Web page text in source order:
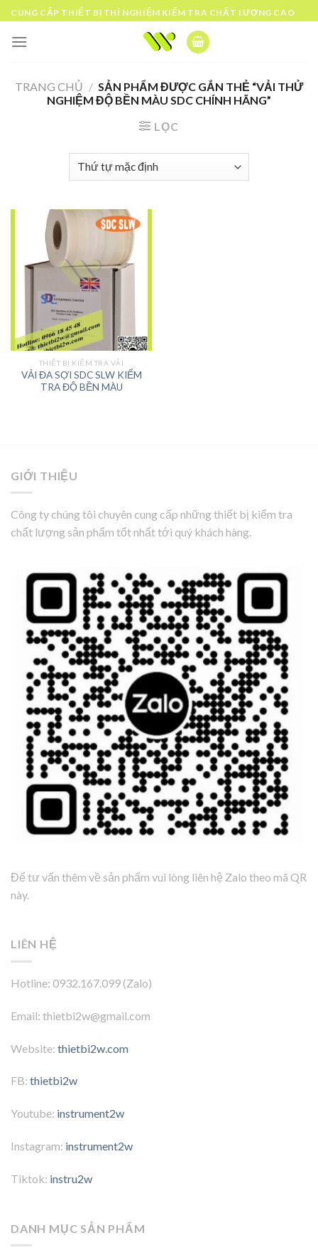
Skip
to
content
CUNG CẤP THIẾT BỊ THÍ NGHIỆM KIỂM TRA CHẤT LƯỢNG CAO
TRANG CHỦ / SẢN PHẨM ĐƯỢC GẮN THẺ “VẢI THỬ
NGHIỆM ĐỘ BỀN MÀU SDC CHÍNH HÃNG”
LỌC
THIẾT BỊ KIỂM TRA VẢI
VẢI ĐA SỢI SDC SLW KIỂM
TRA ĐỘ BỀN MÀU
GIỚI THIỆU
Công ty chúng tôi chuyên cung cấp những thiết bị kiểm tra
chất lượng sản phẩm tốt nhất tới quý khách hàng.
Để tư vấn thêm về sản phẩm vui lòng liên hệ Zalo theo mã QR
này.
LIÊN HỆ
Hotline: 0932.167.099 (Zalo)
Email: thietbi2w@gmail.com
Website: thietbi2w.com
FB: thietbi2w
Youtube: instrument2w
Instagram: instrument2w
Tiktok: instru2w
DANH MỤC SẢN PHẨM